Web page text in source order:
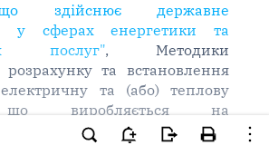
здійснює державне
у сферах енергетики та
послуг", Методики
та встановлення
та (або) теплову
що виробляється на
теплових